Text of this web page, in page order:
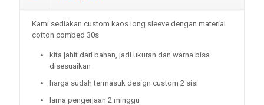
Kami sediakan custom kaos long sleeve dengan material
cotton combed 30s
kita jahit dari bahan, jadi ukuran dan warna bisa
disesuaikan
harga sudah termasuk design custom 2 sisi
lama pengerjaan 2 minggu